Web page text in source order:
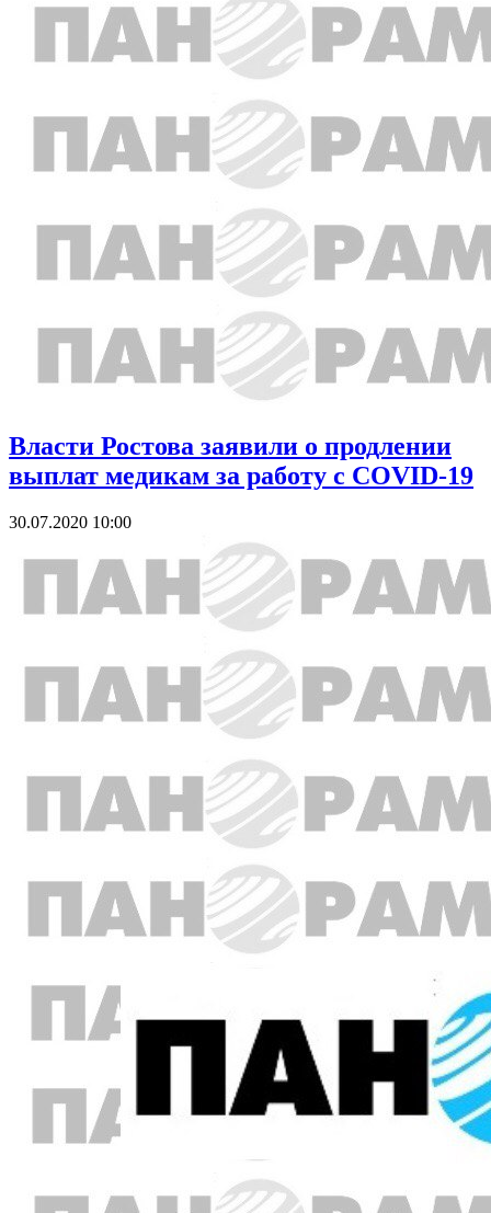
Власти Ростова заявили о продлении
выплат медикам за работу с COVID-19
30.07.2020 10:00